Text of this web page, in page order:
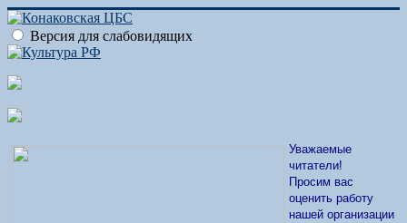
Версия для слабовидящих
Уважаемые
читатели!
Просим вас
оценить работу
нашей организации